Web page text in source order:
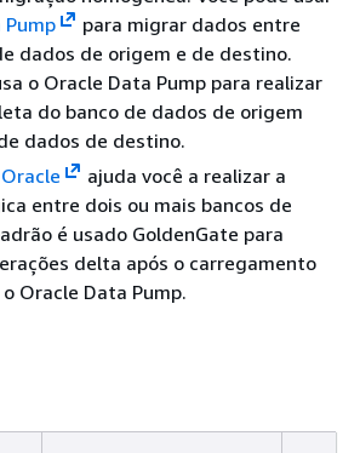
para migrar dados entre
dados de origem e de destino.
o Oracle Data Pump para realizar
do banco de dados de origem
dados de destino.
Oracle
ajuda você a realizar a
entre dois ou mais bancos de
é usado GoldenGate para
delta após o carregamento
Oracle Data Pump.